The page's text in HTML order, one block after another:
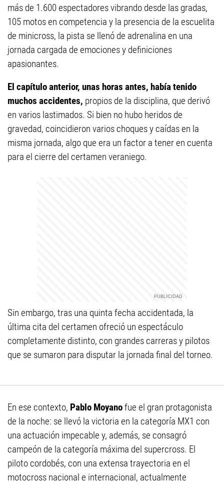
más de 1.600 espectadores vibrando desde las gradas,
105 motos en competencia y la presencia de la escuelita
de minicross, la pista se llenó de adrenalina en una
jornada cargada de emociones y definiciones
apasionantes.
El capítulo anterior, unas horas antes, había tenido
muchos accidentes, propios de la disciplina, que derivó
en varios lastimados. Si bien no hubo heridos de
gravedad, coincidieron varios choques y caídas en la
misma jornada, algo que era un factor a tener en cuenta
para el cierre del certamen veraniego.
Sin embargo, tras una quinta fecha accidentada, la
última cita del certamen ofreció un espectáculo
completamente distinto, con grandes carreras y pilotos
que se sumaron para disputar la jornada final del torneo.
En ese contexto, Pablo Moyanofue el gran protagonista
de la noche: se llevó la victoria en la categoría MX1 con
una actuación impecable y, además, se consagró
campeón de la categoría máxima del supercross. El
piloto cordobés, con una extensa trayectoria en el
motocross nacional e internacional, actualmente